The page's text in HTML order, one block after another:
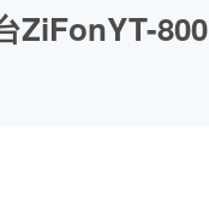
ZiFonYT-800